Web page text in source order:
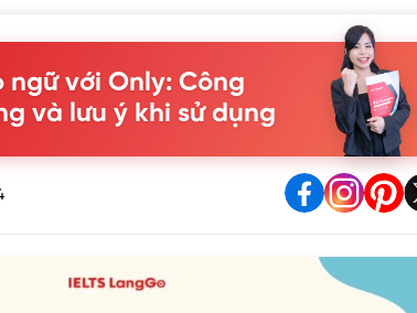
với Only: Công
và lưu ý khi sử dụng